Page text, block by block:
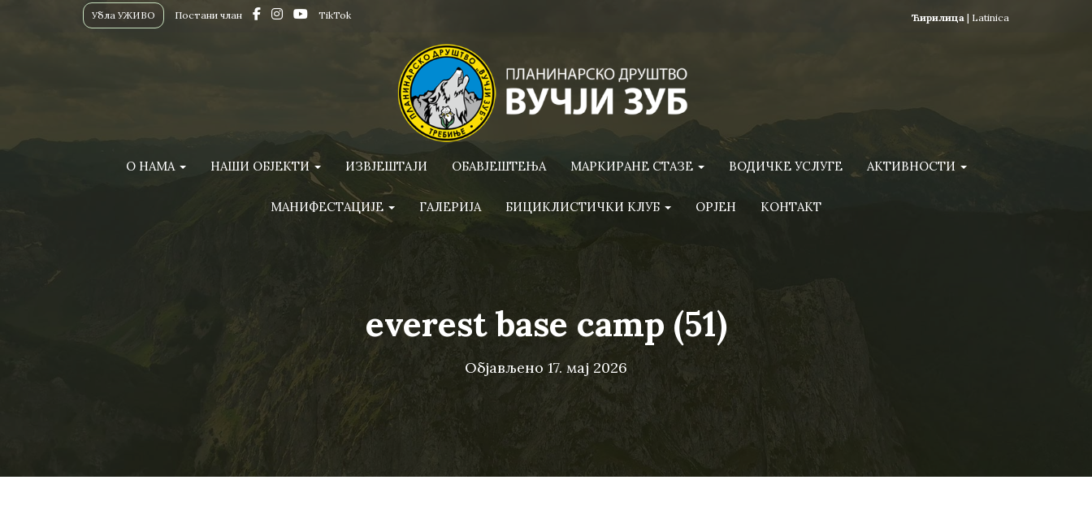
Ћирилица | Latinica
Убла УЖИВО Постани члан TikTok
О НАМА НАШИ ОБЈЕКТИ ИЗВЈЕШТАЈИ ОБАВЈЕШТЕЊА МАРКИРАНЕ СТАЗЕ ВОДИЧКЕ УСЛУГЕ АКТИВНОСТИ
МАНИФЕСТАЦИЈЕ ГАЛЕРИЈА БИЦИКЛИСТИЧКИ КЛУБ ОРЈЕН КОНТАКТ
everest base camp (51)
Објављено 17. мај 2026